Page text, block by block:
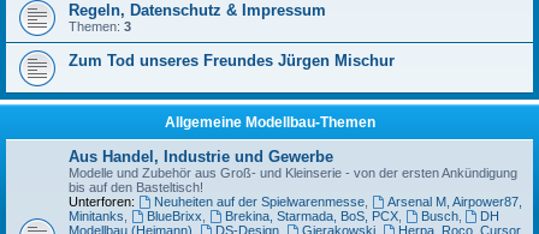
Regeln, Datenschutz & Impressum
Themen: 3
Zum Tod unseres Freundes Jürgen Mischur
Allgemeine Modellbau-Themen
Aus Handel, Industrie und Gewerbe
Modelle und Zubehör aus Groß- und Kleinserie - von der ersten Ankündigung
bis auf den Basteltisch!
Unterforen:
Neuheiten auf der Spielwarenmesse,
Arsenal M, Airpower87,
Minitanks
BlueBrixx Brekina, Starmada, BoS, PCX, Busch,
DH
Modellbau (Heimann)
DS-Design, Gierakowski,
Herpa, Roco, Cursor,